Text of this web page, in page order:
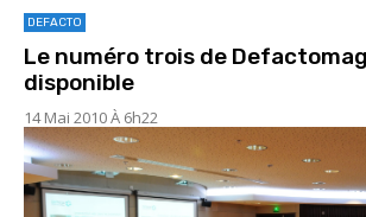
DEFACTO
Le numéro trois de
disponible
14 Mai 2010 À 6h22